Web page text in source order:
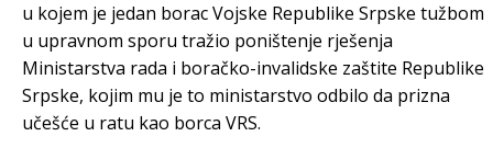
u kojem je jedan borac Vojske Republike Srpske tužbom
u upravnom sporu tražio poništenje rješenja
Ministarstva rada i boračko-invalidske zaštite Republike
Srpske, kojim mu je to ministarstvo odbilo da prizna
učešće u ratu kao borca VRS.